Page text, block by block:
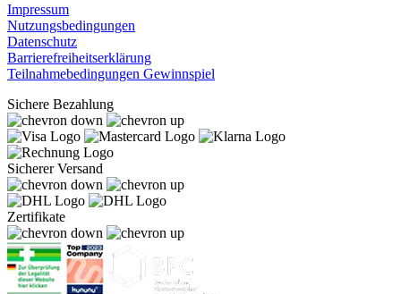
Impressum
Nutzungsbedingungen
Datenschutz
Barrierefreiheitserklärung
Teilnahmebedingungen Gewinnspiel
Sichere Bezahlung
Sicherer Versand
Zertifikate